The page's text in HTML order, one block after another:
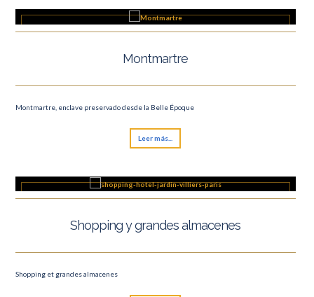
Montmartre
Montmartre, enclave preservado desde la Belle Époque
Leer más...
Shopping y grandes almacenes
Shopping et grandes almacenes